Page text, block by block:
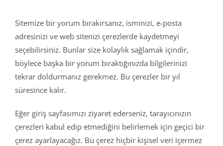
Sitemize bir yorum bırakırsanız, isminizi, e-posta
adresinizi ve web sitenizi çerezlerde kaydetmeyi
seçebilirsiniz. Bunlar size kolaylık sağlamak içindir,
böylece başka bir yorum bıraktığınızda bilgilerinizi
tekrar doldurmanız gerekmez. Bu çerezler bir yıl
süresince kalır.
Eğer giriş sayfasımızı ziyaret ederseniz, tarayıcınızın
çerezleri kabul edip etmediğini belirlemek için geçici bir
çerez ayarlayacağız. Bu çerez hiçbir kişisel veri içermez